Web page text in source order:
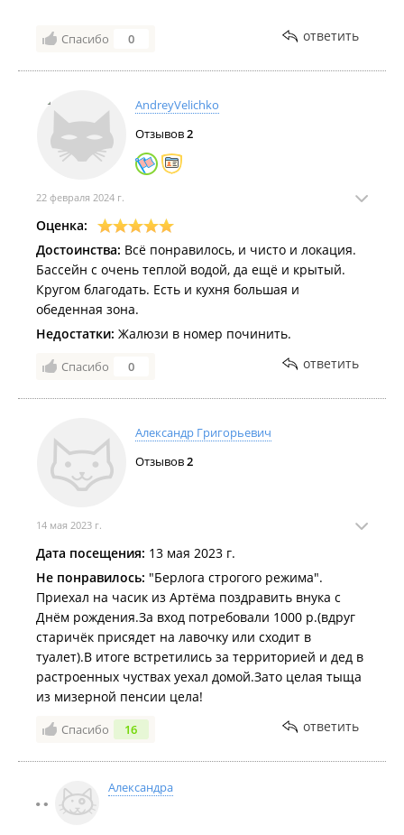
Спасибо 0 ответить
AndreyVelichko
Отзывов2
22 февраля 2024 г.
Оценка:
Достоинства: Всё понравилось, и чисто и локация.
Бассейн с очень теплой водой, да ещё и крытый.
Кругом благодать. Есть и кухня большая и
обеденная зона.
Недостатки: Жалюзи в номер починить.
Спасибо 0 ответить
Александр Григорьевич
Отзывов2
14 мая 2023 г.
Дата посещения: 13 мая 2023 г.
Не понравилось: "Берлога строгого режима".
Приехал на часик из Артёма поздравить внука с
Днём рождения.За вход потребовали 1000 р.(вдруг
старичёк присядет на лавочку или сходит в
туалет).В итоге встретились за территорией и дед в
растроенных чуствах уехал домой.Зато целая тыща
из мизерной пенсии цела!
Спасибо 16 ответить
Александра